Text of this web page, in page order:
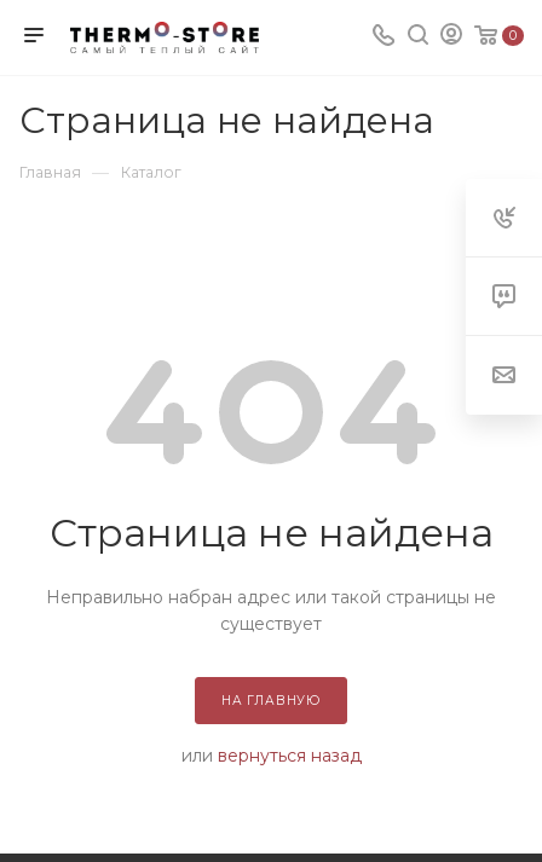
0
Страница не найдена
Главная — Каталог
Страница не найдена
Неправильно набран адрес или такой страницы не
существует
НА ГЛАВНУЮ
или вернуться назад